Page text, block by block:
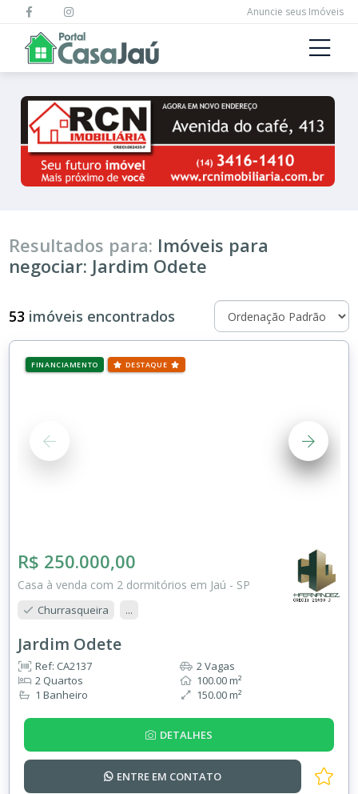
Anuncie seus Imóveis
Resultados para: Imóveis para
negociar: Jardim Odete
53 imóveis encontrados
FINANCIAMENTO DESTAQUE
R$ 250.000,00
Casa à venda com 2 dormitórios em Jaú - SP
Churrasqueira ...
Jardim Odete
Ref: CA2137
2 Quartos
1 Banheiro
2 Vagas
100.00 m²
150.00 m²
DETALHES
ENTRE EM CONTATO